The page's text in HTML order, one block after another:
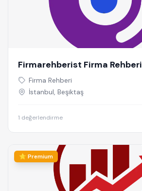
Firmarehberist Firma Rehberi
Firma Rehberi
İstanbul, Beşiktaş
1 değerlendirme
⭐ Premium